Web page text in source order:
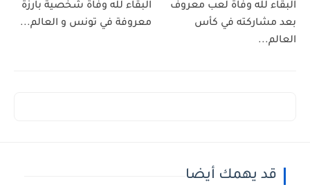
البقاء لله وفاة لعب معروف
بعد مشاركته في كأس
العالم...
البقاء لله وفاة شخصية بارزة
معروفة في تونس و العالم...
قد يهمك أيضا